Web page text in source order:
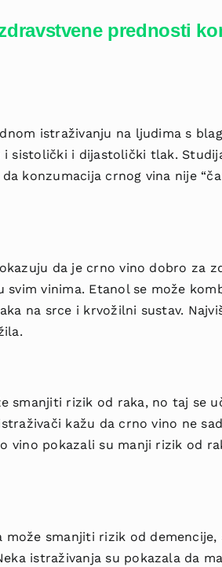
prednosti
istraživanju na ljudima s
sistolički i dijastolički tlak.
konzumacija crnog vina nije
da je crno vino dobro za
vinima. Etanol se može
na srce i krvožilni sustav.
smanjiti rizik od raka, no taj se
kažu da crno vino ne
pokazali su manji rizik od
smanjiti rizik od
istraživanja su pokazala da